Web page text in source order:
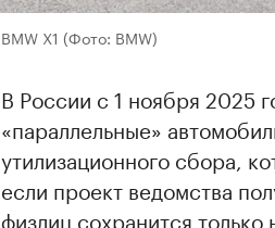
BMW X1 (Фото: BMW)
В России с 1 ноября 2025
«параллельные»
утилизационного сбора,
если проект ведомства
физлиц сохранится